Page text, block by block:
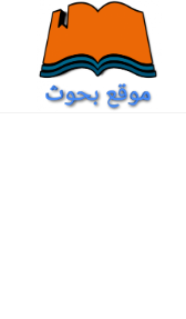
content